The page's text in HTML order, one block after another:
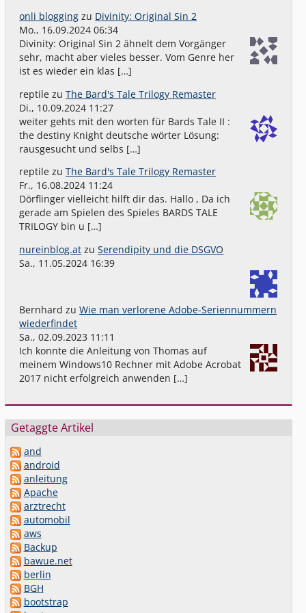
onli blogging zu Divinity: Original Sin 2
Mo., 16.09.2024 06:34
Divinity: Original Sin 2 ähnelt dem Vorgänger
sehr, macht aber vieles besser. Vom Genre her
ist es wieder ein klas […]
reptile zuThe Bard's Tale Trilogy Remaster
Di., 10.09.2024 11:27
weiter gehts mit den worten für Bards Tale II :
the destiny Knight deutsche wörter Lösung:
rausgesucht und selbs […]
reptile zuThe Bard's Tale Trilogy Remaster
Fr., 16.08.2024 11:24
Dörflinger vielleicht hilft dir das. Hallo , Da ich
gerade am Spielen des Spieles BARDS TALE
TRILOGY bin u […]
nureinblog.at zuSerendipity und die DSGVO
Sa., 11.05.2024 16:39
Bernhard zuWie man verlorene Adobe-Seriennummern
wiederfindet
Sa., 02.09.2023 11:11
Ich konnte die Anleitung von Thomas auf
meinem Windows10 Rechner mit Adobe Acrobat
2017 nicht erfolgreich anwenden […]
Getaggte Artikel
and
android
anleitung
Apache
arztrecht
automobil
aws
Backup
bawue.net
berlin
BGH
bootstrap